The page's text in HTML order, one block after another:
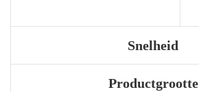
Snelheid
Productgrootte